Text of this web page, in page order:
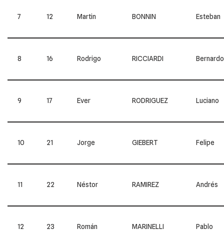
7 12 Martin BONNIN Esteban
8 16 Rodrigo RICCIARDI Bernardo
9 17 Ever RODRIGUEZ Luciano
10 21 Jorge GIEBERT Felipe
11 22 Néstor RAMIREZ Andrés
12 23 Román MARINELLI Pablo